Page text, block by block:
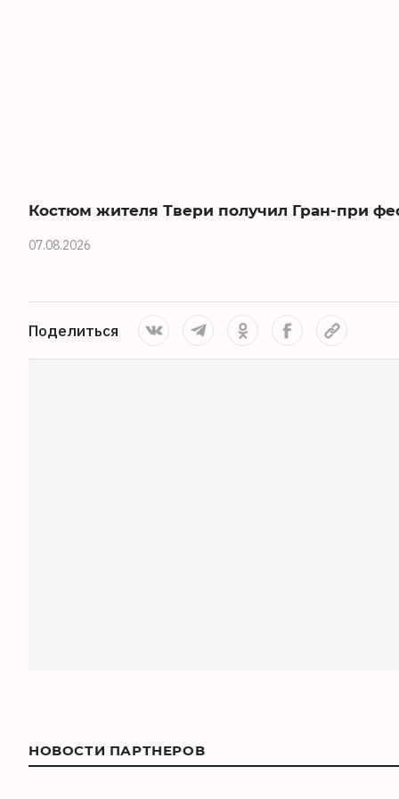
Костюм жителя Твери получил Гран-при
07.08.2026
Поделиться
НОВОСТИ ПАРТНЕРОВ